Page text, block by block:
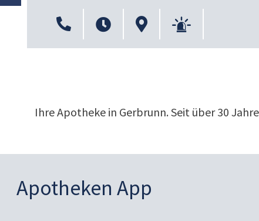
Ihre Apotheke in Gerbrunn. Seit über 30
Apotheken App